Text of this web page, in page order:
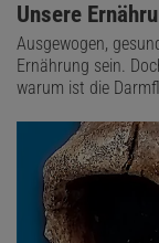
Unsere
Ausgewogen,
Ernährung sein.
warum ist die